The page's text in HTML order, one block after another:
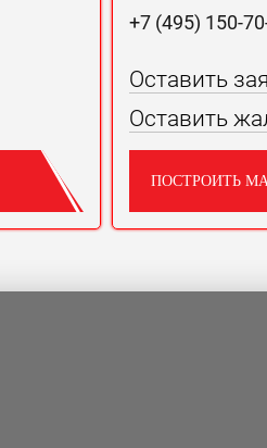
+7 (495) 150-
Оставить
Оставить
ПОСТРОИТЬ